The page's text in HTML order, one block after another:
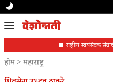
राष्ट्रीय स्वयंसेवक संघाचे
होम>महाराष्ट्र